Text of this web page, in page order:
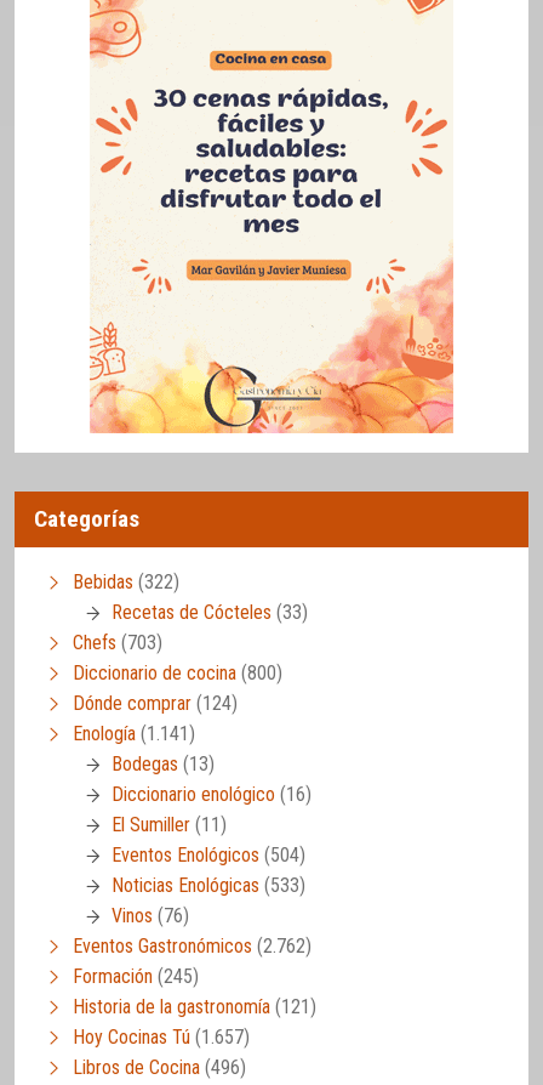
Categorías
Bebidas (322)
Recetas de Cócteles (33)
Chefs (703)
Diccionario de cocina (800)
Dónde comprar (124)
Enología (1.141)
Bodegas (13)
Diccionario enológico (16)
El Sumiller (11)
Eventos Enológicos (504)
Noticias Enológicas (533)
Vinos (76)
Eventos Gastronómicos (2.762)
Formación (245)
Historia de la gastronomía (121)
Hoy Cocinas Tú (1.657)
Libros de Cocina (496)